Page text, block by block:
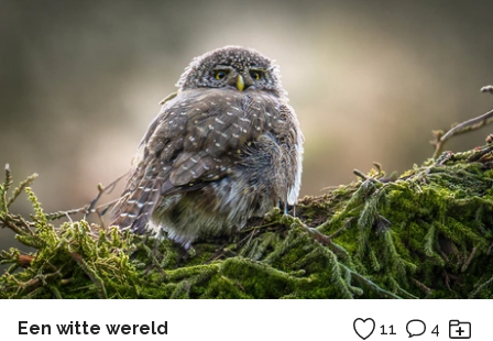
Een witte wereld 11 4